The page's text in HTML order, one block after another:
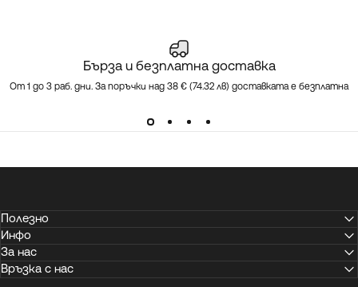
Бърза и безплатна доставка
От 1 до 3 раб. дни. За поръчки над 38 € (74.32 лв) доставката е безплатна
Полезно
Инфо
За нас
Връзка с нас